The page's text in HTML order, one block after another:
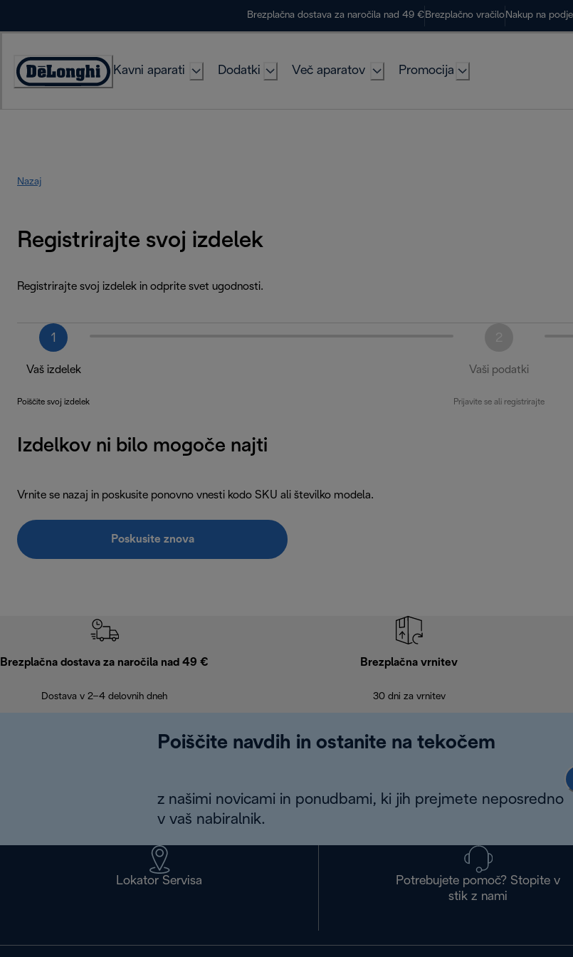
Brezplačna dostava za naročila nad 49 € Brezplačno vračilo Nakup na
Accessibility
Kavni aparati Dodatki Več aparatov Promocija
Nazaj
Registrirajte svoj izdelek
Registrirajte svoj izdelek in odprite svet ugodnosti.
1
Vaš izdelek
Poiščite svoj izdelek
Vaši podatki
Prijavite se ali registrirajte
Izdelkov ni bilo mogoče najti
Vrnite se nazaj in poskusite ponovno vnesti kodo SKU ali številko modela.
Poskusite znova
Brezplačna dostava za naročila nad 49 €
Dostava v 2–4 delovnih dneh
Brezplačna vrnitev
30 dni za vrnitev
Poiščite navdih in ostanite na tekočem
z našimi novicami in ponudbami, ki jih prejmete neposredno
v vaš nabiralnik.
Lokator Servisa
Potrebujete pomoč? Stopite v
stik z nami